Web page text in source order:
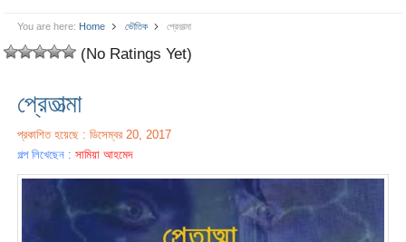
You are here: Home ভৌতিক প্রেতাত্মা
(No Ratings Yet)
প্রেতাত্মা
প্রকাশিত হয়েছে : ডিসেম্বর 20, 2017
গল্প লিখেছেন :সামিয়া আহমেদ